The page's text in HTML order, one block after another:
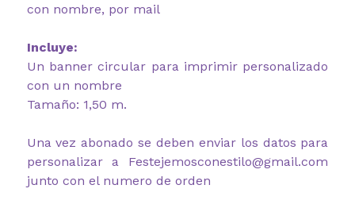
con nombre, por mail
Incluye:
Un banner circular para imprimir personalizado
con un nombre
Tamaño: 1,50 m.
Una vez abonado se deben enviar los datos para
personalizar a Festejemosconestilo@gmail.com
junto con el numero de orden